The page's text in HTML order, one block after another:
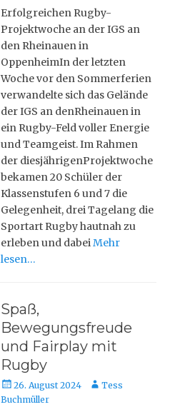
Erfolgreichen Rugby-
Projektwoche an der IGS an
den Rheinauen in
OppenheimIn der letzten
Woche vor den Sommerferien
verwandelte sich das Gelände
der IGS an denRheinauen in
ein Rugby-Feld voller Energie
und Teamgeist. Im Rahmen
der diesjährigenProjektwoche
bekamen 20 Schüler der
Klassenstufen 6 und 7 die
Gelegenheit, drei Tagelang die
Sportart Rugby hautnah zu
erleben und dabeiMehr
lesen…
Spaß,
Bewegungsfreude
und Fairplay mit
Rugby
Posted
on
26. August 2024 AutorTess
Buchmüller